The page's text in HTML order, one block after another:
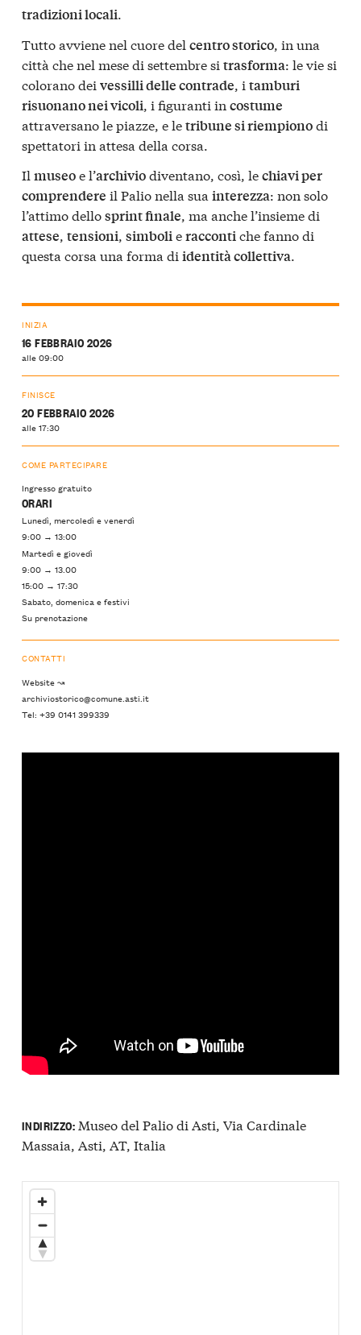
tradizioni locali.
Tutto avviene nel cuore del centro storico, in una
città che nel mese di settembre si trasforma: le vie si
colorano dei vessilli delle contrade, i tamburi
risuonano nei vicoli, i figuranti in costume
attraversano le piazze, e letribune si riempionodi
spettatori in attesa della corsa.
Il museoe l’archiviodiventano, così, lechiavi per
comprendere il Palio nella sua interezza: non solo
l’attimo dellosprint finale, ma anche l’insieme di
attese, tensioni, simbolieraccontiche fanno di
questa corsa una forma di identità collettiva.
INIZIA
16 FEBBRAIO 2026
alle 09:00
FINISCE
20 FEBBRAIO 2026
alle 17:30
COME PARTECIPARE
Ingresso gratuito
ORARI
Lunedì, mercoledì e venerdì
9:00 → 13:00
Martedì e giovedì
9:00 → 13.00
15:00 → 17:30
Sabato, domenica e festivi
Su prenotazione
CONTATTI
Website ↝
archiviostorico@comune.asti.it
Tel: +39 0141 399339
INDIRIZZO:Museo del Palio di Asti, Via Cardinale
Massaia, Asti, AT, Italia